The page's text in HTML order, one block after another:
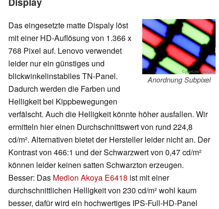
Anordnung Subpixel
Das eingesetzte matte Dispaly löst
mit einer HD-Auflösung von 1.366 x
768 Pixel auf. Lenovo verwendet
leider nur ein günstiges und
blickwinkelinstabiles TN-Panel.
Dadurch werden die Farben und
Helligkeit bei Kippbewegungen
verfälscht. Auch die Helligkeit könnte höher ausfallen. Wir
ermitteln hier einen Durchschnittswert von rund 224,8
cd/m². Alternativen bietet der Hersteller leider nicht an. Der
Kontrast von 466:1 und der Schwarzwert von 0,47 cd/m²
können leider keinen satten Schwarzton erzeugen.
Besser: Das Medion Akoya E6418 ist mit einer
durchschnittlichen Helligkeit von 230 cd/m² wohl kaum
besser, dafür wird ein hochwertiges IPS-Full-HD-Panel